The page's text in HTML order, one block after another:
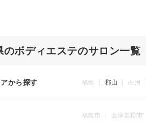
のボディエステのサロン一覧
から探す 福島 郡山 白河
福島市 会津若松市